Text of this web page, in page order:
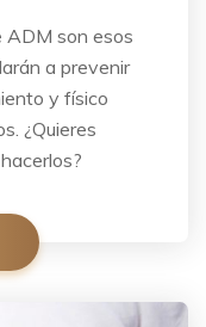
ADM son esos
a prevenir
y físico
¿Quieres